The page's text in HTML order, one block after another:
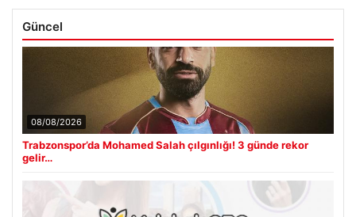
Güncel
08/08/2026
Trabzonspor’da Mohamed Salah çılgınlığı! 3 günde rekor
gelir…